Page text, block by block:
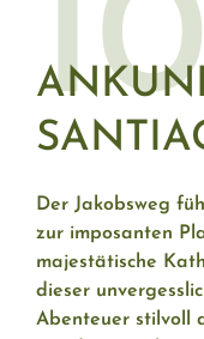
Der Jakobsweg
zur imposanten
majestätische
dieser
Abenteuer stilvoll